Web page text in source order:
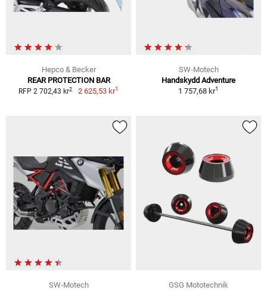
Hepco & Becker
REAR PROTECTION BAR
RFP 2 702,43 kr2 2 625,53 kr1
SW-Motech
Handskydd Adventure
1 757,68 kr1
SW-Motech
GSG Mototechnik